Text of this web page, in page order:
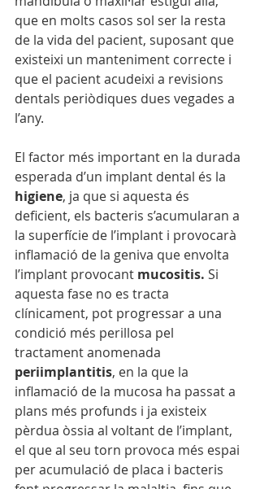
que en molts casos sol ser la resta
de la vida del pacient, suposant que
existeixi un manteniment correcte i
que el pacient acudeixi a revisions
dentals periòdiques dues vegades a
l’any.
El factor més important en la durada
esperada d’un implant dental és la
higiene, ja que si aquesta és
deficient, els bacteris s’acumularan a
la superfície de l’implant i provocarà
inflamació de la geniva que envolta
l’implant provocant mucositis. Si
aquesta fase no es tracta
clínicament, pot progressar a una
condició més perillosa pel
tractament anomenada
periimplantitis, en la que la
inflamació de la mucosa ha passat a
plans més profunds i ja existeix
pèrdua òssia al voltant de l’implant,
el que al seu torn provoca més espai
per acumulació de placa i bacteris